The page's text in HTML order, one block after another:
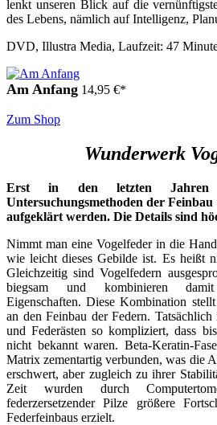
lenkt unseren Blick auf die
des Lebens, nämlich auf Intelligenz,
DVD, Illustra Media, Laufzeit: 47
Am Anfang 14,95 €*
Zum Shop
Wunderwerk
Erst in den letzten Jahren
Untersuchungsmethoden der
aufgeklärt werden. Die Details sind
Nimmt man eine Vogelfeder in die
wie leicht dieses Gebilde ist. Es heißt
Gleichzeitig sind Vogelfedern
biegsam und kombinieren
Eigenschaften. Diese Kombination
an den Feinbau der Federn.
und Federästen so kompliziert, dass
nicht bekannt waren. Beta-Keratin-
Matrix zementartig verbunden, was die
erschwert, aber zugleich zu ihrer
Zeit wurden durch
federzersetzender Pilze größere
Federfeinbaus erzielt.